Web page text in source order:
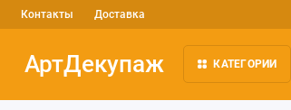
Контакты Доставка
АртДекупаж КАТЕГОРИИ